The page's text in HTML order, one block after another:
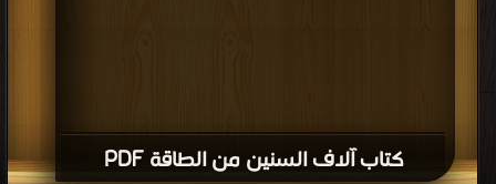
كتاب آلاف السنين من الطاقة PDF